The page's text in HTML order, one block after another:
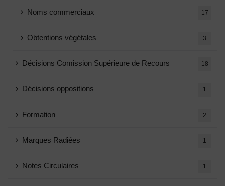
Noms commerciaux 17
Obtentions végétales 3
Décisions Comission Supérieure de Recours 18
Décisions oppositions 1
Formation 2
Marques Radiées 1
Notes Circulaires 1